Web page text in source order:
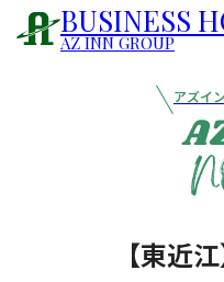
BUSINESS
AZ INN GROUP
アズイ
【東近